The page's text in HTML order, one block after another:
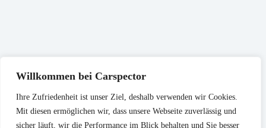
Willkommen bei Carspector
Ihre Zufriedenheit ist unser Ziel, deshalb verwenden wir Cookies.
Mit diesen ermöglichen wir, dass unsere Webseite zuverlässig und
sicher läuft, wir die Performance im Blick behalten und Sie besser